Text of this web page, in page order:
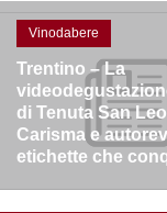
Vinodabere
Trentino – La
di Tenuta San
Carisma e
etichette che